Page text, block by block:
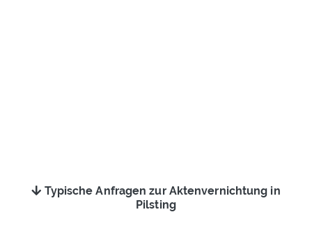
Typische Anfragen zur Aktenvernichtung in
Pilsting